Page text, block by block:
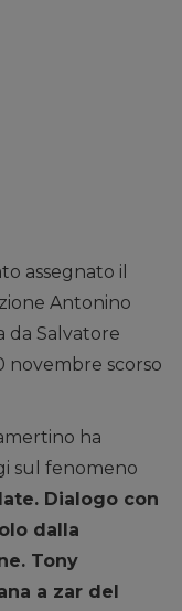
assegnato il
Antonino
da Salvatore
novembre scorso
ha
sul fenomeno
Dialogo con
dalla
Tony
a zar del